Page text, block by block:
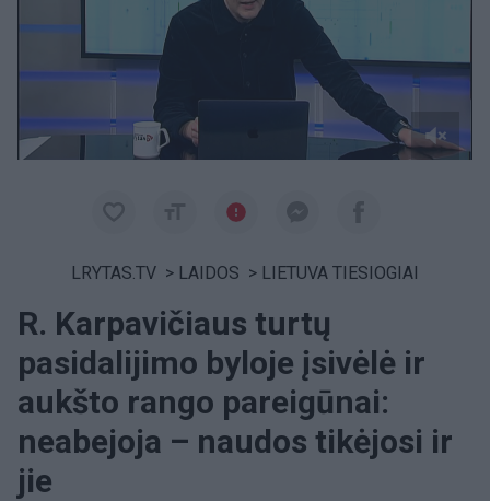
LRYTAS.TV > LAIDOS > LIETUVA TIESIOGIAI
R. Karpavičiaus turtų
pasidalijimo byloje įsivėlė ir
aukšto rango pareigūnai:
neabejoja – naudos tikėjosi ir
jie